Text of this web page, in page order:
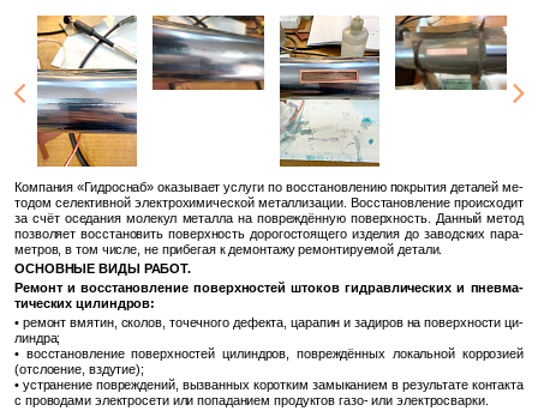
Ком­па­ния «Гид­ро­снаб» ока­зы­ва­ет услу­ги по вос­ста­нов­ле­нию по­кры­тия де­та­лей ме­
то­дом се­лек­тив­ной элек­тро­хи­ми­че­ской ме­тал­ли­за­ции. Вос­ста­нов­ле­ние про­ис­хо­дит
за счёт осе­да­ния мо­ле­кул ме­тал­ла на по­вре­ждён­ную по­верх­ность. Дан­ный метод
поз­во­ля­ет вос­ста­но­вить по­верх­ность до­ро­го­сто­я­ще­го из­де­лия до за­вод­ских па­ра­
мет­ров, в том числе, не при­бе­гая к де­мон­та­жу ре­мон­ти­ру­е­мой де­та­ли.
ОС­НОВ­НЫЕ ВИДЫ РАБОТ.
Ре­монт и вос­ста­нов­ле­ние по­верх­но­стей што­ков гид­рав­ли­че­ских и пнев­ма­
ти­че­ских ци­лин­дров:
• ре­монт вмя­тин, ско­лов, то­чеч­но­го де­фек­та, ца­ра­пин и за­ди­ров на по­верх­но­сти ци­
лин­дра;
• вос­ста­нов­ле­ние по­верх­но­стей ци­лин­дров, по­вре­ждён­ных ло­каль­ной кор­ро­зи­ей
(от­сло­е­ние, взду­тие);
• устра­не­ние по­вре­жде­ний, вы­зван­ных ко­рот­ким за­мы­ка­ни­ем в ре­зуль­та­те кон­так­та
с про­во­да­ми элек­тро­се­ти или по­па­да­ни­ем про­дук­тов газo- или элек­тро­свар­ки.